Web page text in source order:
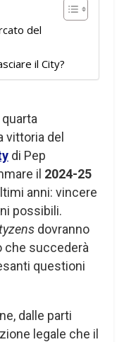
del
il City?
vittoria del
di Pep
il 2024-25
anni: vincere
possibili.
dovranno
che succederà
questioni
dalle parti
legale che il